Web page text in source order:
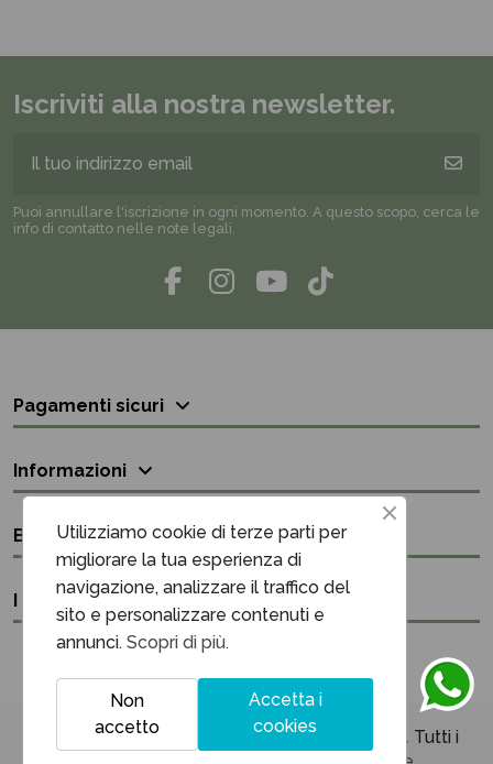
Iscriviti alla nostra newsletter.
Puoi annullare l'iscrizione in ogni momento. A questo scopo, cerca le
info di contatto nelle note legali.
Pagamenti sicuri
Informazioni
Bisogno di aiuto?
I nostri contatti
Unique Maison & Cadeaux P.iva 03394220614 Tutti i
Utilizziamo cookie di terze parti per
migliorare la tua esperienza di
navigazione, analizzare il traffico del
sito e personalizzare contenuti e
annunci. Scopri di più.
Accetta i
cookies
Non
accetto